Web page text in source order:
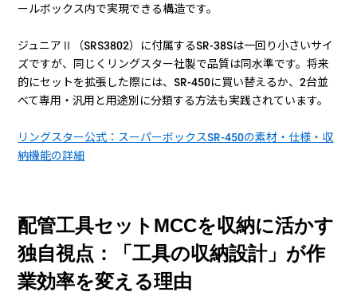
ールボックス内で実現できる構造です。
ジュニアⅡ（SRS3802）に付属するSR-38Sは一回り小さいサイ
ズですが、同じくリングスター社製で品質は同水準です。将来
的にセットを拡張した際には、SR-450に買い替えるか、2台並
べて専用・汎用と用途別に分類する方法も実践されています。
リングスター公式：スーパーボックスSR-450の素材・仕様・収
納機能の詳細
配管工具セットMCCを収納に活かす
独自視点：「工具の収納設計」が作
業効率を変える理由